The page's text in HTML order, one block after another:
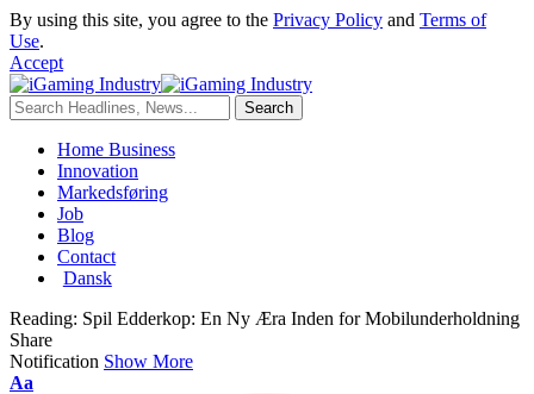
By using this site, you agree to the Privacy Policy and Terms of
Use.
Accept
Home Business
Innovation
Markedsføring
Job
Blog
Contact
Dansk
Reading: Spil Edderkop: En Ny Æra Inden for Mobilunderholdning
Share
Notification Show More
Aa